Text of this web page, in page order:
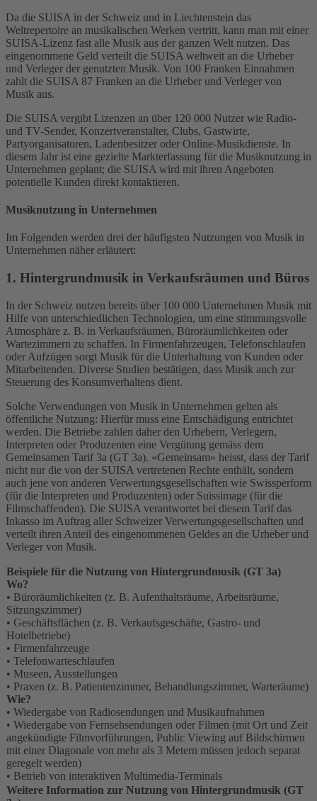
Da die SUISA in der Schweiz und in Liechtenstein das
Weltrepertoire an musikalischen Werken vertritt, kann man mit einer
SUISA-Lizenz fast alle Musik aus der ganzen Welt nutzen. Das
eingenommene Geld verteilt die SUISA weltweit an die Urheber
und Verleger der genutzten Musik. Von 100 Franken Einnahmen
zahlt die SUISA 87 Franken an die Urheber und Verleger von
Musik aus.
Die SUISA vergibt Lizenzen an über 120 000 Nutzer wie Radio-
und TV-Sender, Konzertveranstalter, Clubs, Gastwirte,
Partyorganisatoren, Ladenbesitzer oder Online-Musikdienste. In
diesem Jahr ist eine gezielte Markterfassung für die Musiknutzung in
Unternehmen geplant; die SUISA wird mit ihren Angeboten
potentielle Kunden direkt kontaktieren.
Musiknutzung in Unternehmen
Im Folgenden werden drei der häufigsten Nutzungen von Musik in
Unternehmen näher erläutert:
1. Hintergrundmusik in Verkaufsräumen und Büros
In der Schweiz nutzen bereits über 100 000 Unternehmen Musik mit
Hilfe von unterschiedlichen Technologien, um eine stimmungsvolle
Atmosphäre z. B. in Verkaufsräumen, Büroräumlichkeiten oder
Wartezimmern zu schaffen. In Firmenfahrzeugen, Telefonschlaufen
oder Aufzügen sorgt Musik für die Unterhaltung von Kunden oder
Mitarbeitenden. Diverse Studien bestätigen, dass Musik auch zur
Steuerung des Konsumverhaltens dient.
Solche Verwendungen von Musik in Unternehmen gelten als
öffentliche Nutzung: Hierfür muss eine Entschädigung entrichtet
werden. Die Betriebe zahlen daher den Urhebern, Verlegern,
Interpreten oder Produzenten eine Vergütung gemäss dem
Gemeinsamen Tarif 3a (GT 3a). «Gemeinsam» heisst, dass der Tarif
nicht nur die von der SUISA vertretenen Rechte enthält, sondern
auch jene von anderen Verwertungsgesellschaften wie Swissperform
(für die Interpreten und Produzenten) oder Suissimage (für die
Filmschaffenden). Die SUISA verantwortet bei diesem Tarif das
Inkasso im Auftrag aller Schweizer Verwertungsgesellschaften und
verteilt ihren Anteil des eingenommenen Geldes an die Urheber und
Verleger von Musik.
Beispiele für die Nutzung von Hintergrundmusik (GT 3a)
Wo?
• Büroräumlichkeiten (z. B. Aufenthaltsräume, Arbeitsräume,
Sitzungszimmer)
• Geschäftsflächen (z. B. Verkaufsgeschäfte, Gastro- und
Hotelbetriebe)
• Firmenfahrzeuge
• Telefonwarteschlaufen
• Museen, Ausstellungen
• Praxen (z. B. Patientenzimmer, Behandlungszimmer, Warteräume)
Wie?
• Wiedergabe von Radiosendungen und Musikaufnahmen
• Wiedergabe von Fernsehsendungen oder Filmen (mit Ort und Zeit
angekündigte Filmvorführungen, Public Viewing auf Bildschirmen
mit einer Diagonale von mehr als 3 Metern müssen jedoch separat
geregelt werden)
• Betrieb von interaktiven Multimedia-Terminals
Weitere Information zur Nutzung von Hintergrundmusik (GT